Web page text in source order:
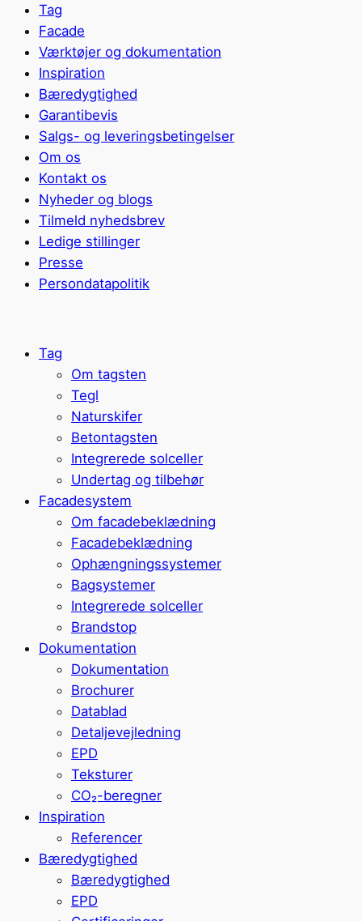
Tag
Facade
Værktøjer og dokumentation
Inspiration
Bæredygtighed
Garantibevis
Salgs- og leveringsbetingelser
Om os
Kontakt os
Nyheder og blogs
Tilmeld nyhedsbrev
Ledige stillinger
Presse
Persondatapolitik
Tag
Om tagsten
Tegl
Naturskifer
Betontagsten
Integrerede solceller
Undertag og tilbehør
Facadesystem
Om facadebeklædning
Facadebeklædning
Ophængningssystemer
Bagsystemer
Integrerede solceller
Brandstop
Dokumentation
Dokumentation
Brochurer
Datablad
Detaljevejledning
EPD
Teksturer
CO₂-beregner
Inspiration
Referencer
Bæredygtighed
Bæredygtighed
EPD